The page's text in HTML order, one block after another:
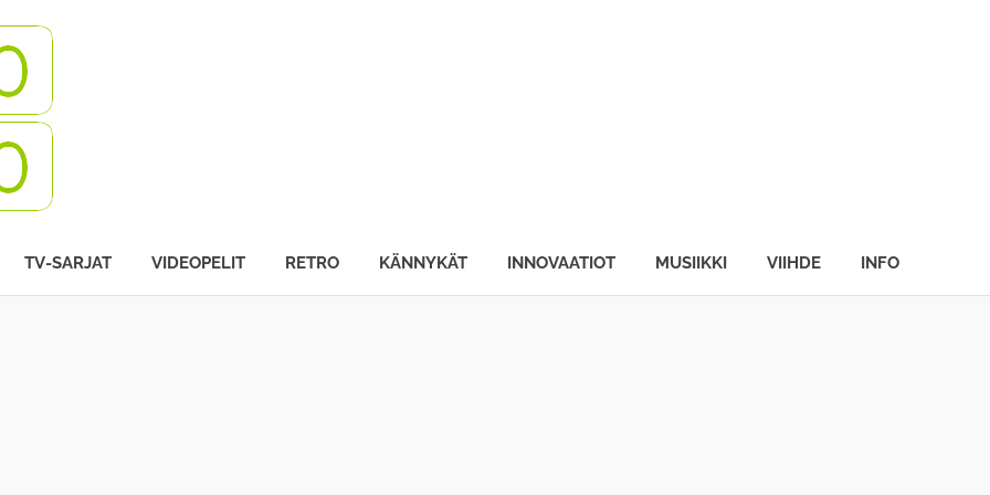
TV-SARJAT VIDEOPELIT RETRO KÄNNYKÄT INNOVAATIOT MUSIIKKI VIIHDE INFO